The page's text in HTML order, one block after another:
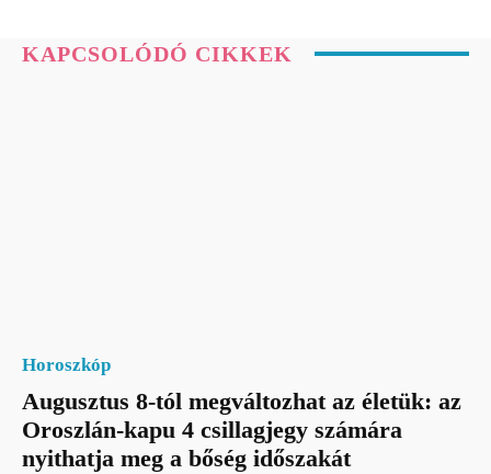
KAPCSOLÓDÓ CIKKEK
Horoszkóp
Augusztus 8-tól megváltozhat az életük: az
Oroszlán-kapu 4 csillagjegy számára
nyithatja meg a bőség időszakát